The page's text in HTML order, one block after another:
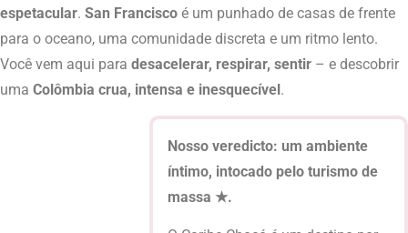
espetacular. San Francisco é um punhado de casas de frente
para o oceano, uma comunidade discreta e um ritmo lento.
Você vem aqui para desacelerar, respirar, sentir – e descobrir
uma Colômbia crua, intensa e inesquecível.
Nosso veredicto: um ambiente
íntimo, intocado pelo turismo de
massa ★.